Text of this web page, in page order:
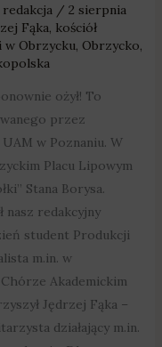
redakcja / 2 sierpnia
Fąka, kościół
w Obrzycku, Obrzycko,
ożył! To
przez
w Poznaniu. W
Placu Lipowym
Stana Borysa.
nasz redakcyjny
student Produkcji
m.in. w
Akademickim
Jędrzej Fąka –
działający m.in.